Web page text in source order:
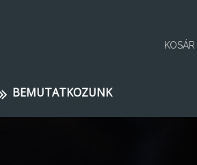
BEMUTATKOZUNK